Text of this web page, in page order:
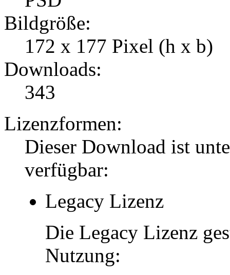
Bildgröße:
172 x 177 Pixel (h x b)
Downloads:
343
Lizenzformen:
Dieser Download ist
verfügbar:
Legacy Lizenz
Die Legacy Lizenz
Nutzung: